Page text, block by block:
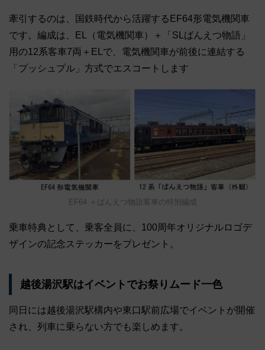
牽引するのは、国鉄時代から活躍するEF64形電気機関車
です。編成は、EL（電気機関車）＋「SLばんえつ物語」
用の12系客車7両＋ELで、電気機関車が前後に連結する
「プッシュプル」方式でエスコートします
EF64 ＋ばんえつ物語客車の特別編成
乗車特典として、乗客全員に、100周年オリジナルロゴデ
ザインの記念ステッカーをプレゼント。
越後湯沢駅はイベントでお祭りムード一色
同日には越後湯沢駅構内や東口駅前広場でイベントが開催
され、列車に乗らない方でも楽しめます。